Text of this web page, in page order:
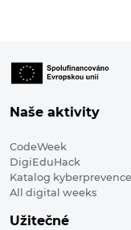
Naše aktivity
CodeWeek
DigiEduHack
Katalog kyberprevence
All digital weeks
Užitečné